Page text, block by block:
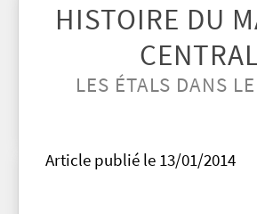
HISTOIRE DU
LES ÉTALS DANS
Article publié le 13/01/2014